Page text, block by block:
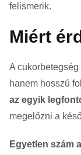
felismerik.
Miért
A
hanem hosszú
az egyik
megelőzni a
Egyetlen szám